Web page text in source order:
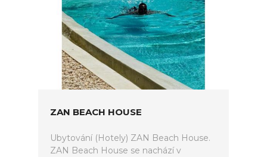
ZAN BEACH HOUSE
Ubytování (Hotely) ZAN Beach House.
ZAN Beach House se nachází v